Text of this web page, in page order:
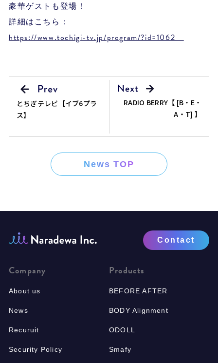
豪華ゲストも登場！
詳細はこちら：
https://www.tochigi-tv.jp/program/?id=1062
とちぎテレビ【イブ6プラ
ス】
RADIO BERRY【 [B・E・
A・T] 】
News TOP
Contact
Company
About us
News
Recuruit
Security Policy
Products
BEFORE AFTER
BODY Alignment
ODOLL
Smafy